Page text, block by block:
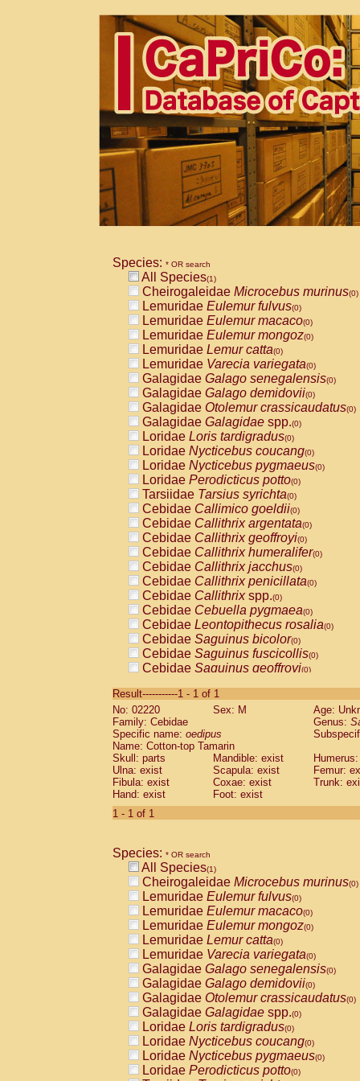
Species: * OR search
All Species(1)
Cheirogaleidae Microcebus murinus(0)
Lemuridae Eulemur fulvus(0)
Lemuridae Eulemur macaco(0)
Lemuridae Eulemur mongoz(0)
Lemuridae Lemur catta(0)
Lemuridae Varecia variegata(0)
Galagidae Galago senegalensis(0)
Galagidae Galago demidovii(0)
Galagidae Otolemur crassicaudatus(0)
Galagidae Galagidae spp.(0)
Loridae Loris tardigradus(0)
Loridae Nycticebus coucang(0)
Loridae Nycticebus pygmaeus(0)
Loridae Perodicticus potto(0)
Tarsiidae Tarsius syrichta(0)
Cebidae Callimico goeldii(0)
Cebidae Callithrix argentata(0)
Cebidae Callithrix geoffroyi(0)
Cebidae Callithrix humeralifer(0)
Cebidae Callithrix jacchus(0)
Cebidae Callithrix penicillata(0)
Cebidae Callithrixspp.(0)
Cebidae Cebuella pygmaea(0)
Cebidae Leontopithecus rosalia(0)
Cebidae Saguinus bicolor(0)
Cebidae Saguinus fuscicollis(0)
Cebidae Saguinus geoffroyi(0)
CebidaeSaguinus labiatus(0)
Cebidae Saguinus leucopus (0)
Cebidae
CebidaeSaguinus mystax
Cebidae Saguinus nigricollis (0)
Cebidae Saguinus oedipus
Cebidae Saguinus weddelli
Cebidae Saguinusspp.
Cebidae
CebidaeCebus capucinus
CebidaeCebus nigrivittatus
CebidaeCebus spp.(0)
CebidaeSaimiri boliviensis(0)
CebidaeSaimiri sciureus(0)
AtelidaeAlouatta caraya(0)
AtelidaeAlouatta fusca(0)
AtelidaeAlouatta seniculus(0)
AtelidaeAlouattaspp.(0)
AtelidaeAteles belzebuth(0)
AtelidaeAteles geoffroyi(0)
AtelidaeAteles paniscus(0)
AtelidaeAtelesspp.(0)
AtelidaeLagothrix lagothricha(0)
AtelidaeLagothrix lagothricha cana
PitheciidaeCacajao calvus
Result-----------1 - 1 of 1
No: 02220
Sex: M
Age:
Family: Cebidae
Genus:
Specific name: oedipus
Name: Cotton-top Tamarin
Skull: parts
Mandible: exist
Ulna: exist
Scapula: exist
Femur:
Fibula: exist
Coxae: exist
Trunk:
Hand: exist
Foot: exist
1 - 1 of 1
Species: * OR search
All Species(1)
Cheirogaleidae Microcebus murinus(0)
Lemuridae Eulemur fulvus(0)
Lemuridae Eulemur macaco(0)
Lemuridae Eulemur mongoz(0)
Lemuridae Lemur catta(0)
Lemuridae Varecia variegata(0)
Galagidae Galago senegalensis(0)
Galagidae Galago demidovii(0)
Galagidae Otolemur crassicaudatus(0)
Galagidae Galagidae spp.(0)
Loridae Loris tardigradus(0)
Loridae Nycticebus coucang(0)
Loridae Nycticebus pygmaeus(0)
Loridae Perodicticus potto(0)